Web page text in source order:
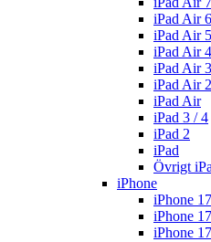
iPad Air
iPad Air
iPad Air
iPad Air
iPad Air 2
iPad Air
iPad 3 / 4
iPad 2
iPad
Övrigt
iPhone
iPhone
iPhone 17
iPhone